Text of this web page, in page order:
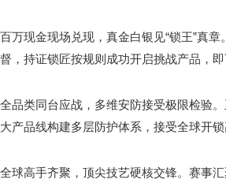
百万现金现场兑现，真金白银见“锁王”真
督，持证锁匠按规则成功开启挑战产品，
全品类同台应战，多维安防接受极限检验
大产品线构建多层防护体系，接受全球开
全球高手齐聚，顶尖技艺硬核交锋。赛事